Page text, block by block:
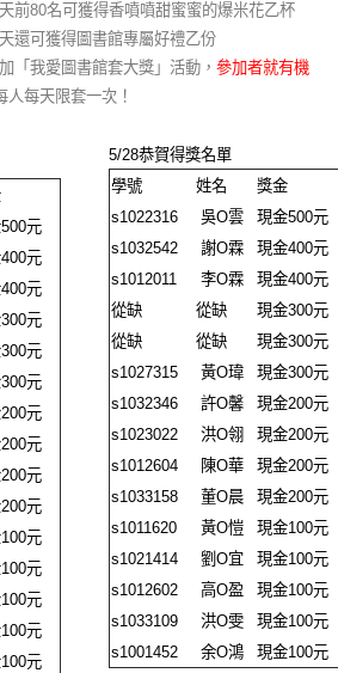
前80名可獲得香噴噴甜蜜蜜的爆米花乙杯
還可獲得圖書館專屬好禮乙份
「我愛圖書館套大獎」活動， 參加者就有機
人每天限套一次！
元
元
元
元
元
元
元
元
元
元
元
元
元
元
元
5/28恭賀得獎名單
學號
姓名
獎金
s1022316
吳O雲
現金500元
s1032542
謝O霖
現金400元
s1012011
李O霖
現金400元
從缺
從缺
現金300元
從缺
從缺
現金300元
s1027315
黃O瑋
現金300元
s1032346
許O馨
現金200元
s1023022
洪O翎
現金200元
s1012604
陳O華
現金200元
s1033158
董O晨
現金200元
s1011620
黃O愷
現金100元
s1021414
劉O宜
現金100元
s1012602
高O盈
現金100元
s1033109
洪O雯
現金100元
s1001452
余O鴻 現金100元